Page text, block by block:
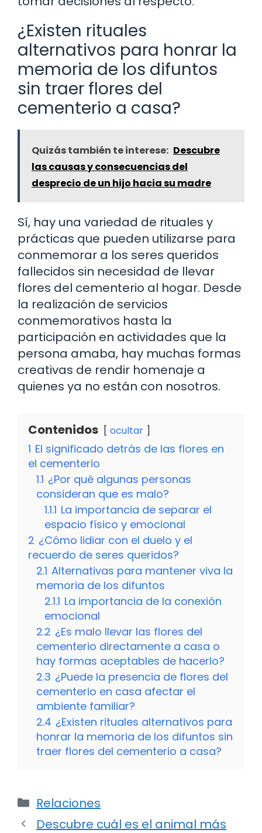
¿Existen rituales
alternativos para honrar la
memoria de los difuntos
sin traer flores del
cementerio a casa?
Quizás también te interese: Descubre
las causas y consecuencias del
desprecio de un hijo hacia su madre
Sí, hay una variedad de rituales y
prácticas que pueden utilizarse para
conmemorar a los seres queridos
fallecidos sin necesidad de llevar
flores del cementerio al hogar. Desde
la realización de servicios
conmemorativos hasta la
participación en actividades que la
persona amaba, hay muchas formas
creativas de rendir homenaje a
quienes ya no están con nosotros.
Contenidos ocultar
1 El significado detrás de las flores en
el cementerio
1.1 ¿Por qué algunas personas
consideran que es malo?
1.1.1 La importancia de separar el
espacio físico y emocional
2 ¿Cómo lidiar con el duelo y el
recuerdo de seres queridos?
2.1 Alternativas para mantener viva la
memoria de los difuntos
2.1.1 La importancia de la conexión
emocional
2.2 ¿Es malo llevar las flores del
cementerio directamente a casa o
hay formas aceptables de hacerlo?
2.3 ¿Puede la presencia de flores del
cementerio en casa afectar el
ambiente familiar?
2.4 ¿Existen rituales alternativos para
honrar la memoria de los difuntos sin
traer flores del cementerio a casa?
Categorías
Relaciones
Descubre cuál es el animal más